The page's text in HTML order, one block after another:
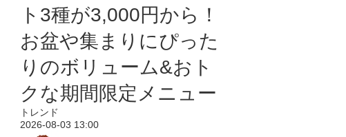
ト3種が3,000円から！
お盆や集まりにぴった
りのボリューム&おト
クな期間限定メニュー
トレンド
2026-08-03 13:00